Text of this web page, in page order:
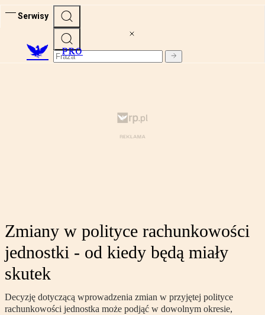
Serwisy
PRO
Zmiany w polityce rachunkowości
jednostki - od kiedy będą miały
skutek
Decyzję dotyczącą wprowadzenia zmian w przyjętej polityce
rachunkowości jednostka może podjąć w dowolnym okresie,